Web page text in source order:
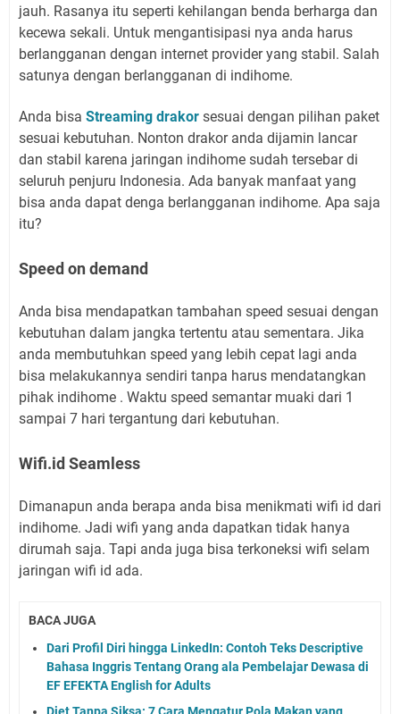
jauh. Rasanya itu seperti kehilangan benda berharga dan
kecewa sekali. Untuk mengantisipasi nya anda harus
berlangganan dengan internet provider yang stabil. Salah
satunya dengan berlangganan di indihome.
Anda bisa Streaming drakor sesuai dengan pilihan paket
sesuai kebutuhan. Nonton drakor anda dijamin lancar
dan stabil karena jaringan indihome sudah tersebar di
seluruh penjuru Indonesia. Ada banyak manfaat yang
bisa anda dapat denga berlangganan indihome. Apa saja
itu?
Speed on demand
Anda bisa mendapatkan tambahan speed sesuai dengan
kebutuhan dalam jangka tertentu atau sementara. Jika
anda membutuhkan speed yang lebih cepat lagi anda
bisa melakukannya sendiri tanpa harus mendatangkan
pihak indihome . Waktu speed semantar muaki dari 1
sampai 7 hari tergantung dari kebutuhan.
Wifi.id Seamless
Dimanapun anda berapa anda bisa menikmati wifi id dari
indihome. Jadi wifi yang anda dapatkan tidak hanya
dirumah saja. Tapi anda juga bisa terkoneksi wifi selam
jaringan wifi id ada.
BACA JUGA
Dari Profil Diri hingga LinkedIn: Contoh Teks Descriptive
Bahasa Inggris Tentang Orang ala Pembelajar Dewasa di
EF EFEKTA English for Adults